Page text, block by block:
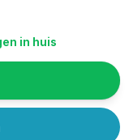
in huis